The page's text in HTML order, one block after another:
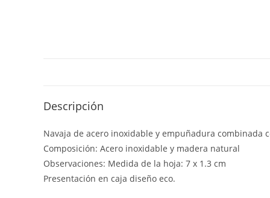
Descripción
Navaja de acero inoxidable y empuñadura combinada
Composición: Acero inoxidable y madera natural
Observaciones: Medida de la hoja: 7 x 1.3 cm
Presentación en caja diseño eco.